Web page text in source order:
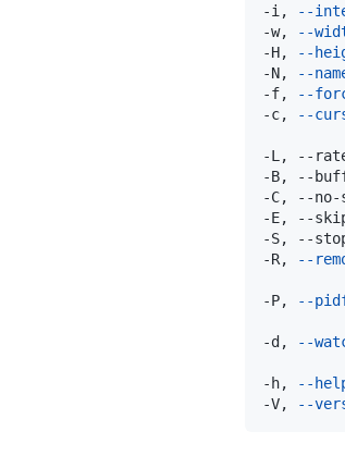
-i,
--
-w,
--
-H,
--
-N,
--
-f,
--
-c,
--
-C, --
-R,
--
-P, --
-d, --
-h, --
-V,
--